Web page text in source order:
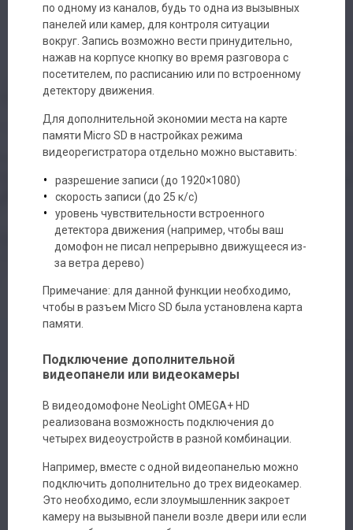
по одному из каналов, будь то одна из вызывных
панелей или камер, для контроля ситуации
вокруг. Запись возможно вести принудительно,
нажав на корпусе кнопку во время разговора с
посетителем, по расписанию или по встроенному
детектору движения.
Для дополнительной экономии места на карте
памяти Micro SD в настройках режима
видеорегистратора отдельно можно выставить:
разрешение записи (до 1920×1080)
скорость записи (до 25 к/с)
уровень чувствительности встроенного
детектора движения (например, чтобы ваш
домофон не писал непрерывно движущееся из-
за ветра дерево)
Примечание: для данной функции необходимо,
чтобы в разъем Micro SD была установлена карта
памяти.
Подключение дополнительной
видеопанели или видеокамеры
В видеодомофоне NeoLight OMEGA+ HD
реализована возможность подключения до
четырех видеоустройств в разной комбинации.
Например, вместе с одной видеопанелью можно
подключить дополнительно до трех видеокамер.
Это необходимо, если злоумышленник закроет
камеру на вызывной панели возле двери или если